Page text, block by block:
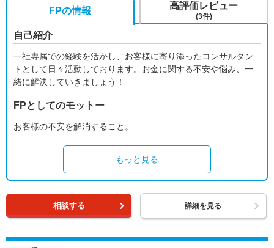
FPの情報
自己紹介
一社専属での経験を活かし、お客様に寄り添ったコンサルタン
トとして日々活動しております。お金に関する不安や悩み、一
緒に解決していきましょう！
FPとしてのモットー
お客様の不安を解消すること。
もっと見る
高評価レビュー
(3件)
相談する 詳細を見る